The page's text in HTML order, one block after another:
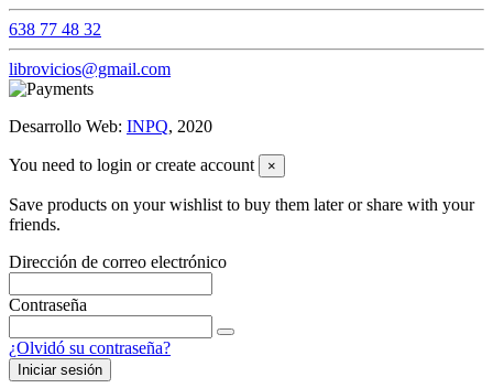
638 77 48 32
librovicios@gmail.com
Desarrollo Web: INPQ, 2020
You need to login or create account ×
Save products on your wishlist to buy them later or share with your
friends.
Dirección de correo electrónico
Contraseña
¿Olvidó su contraseña?
Iniciar sesión